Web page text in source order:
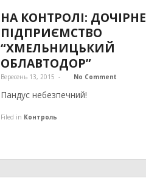
НА КОНТРОЛІ: ДОЧІРНЕ
ПІДПРИЄМСТВО
“ХМЕЛЬНИЦЬКИЙ
ОБЛАВТОДОР”
Вересень 13, 2015 - No Comment
Пандус небезпечний!
Filed in Контроль